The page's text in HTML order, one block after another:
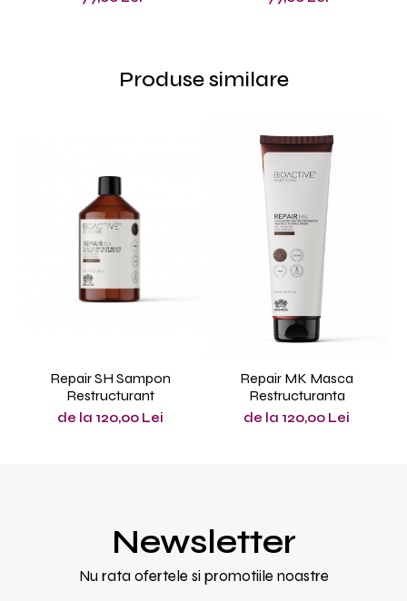
Produse similare
Repair SH Sampon
Restructurant
de la 120,00 Lei
Repair MK Masca
Restructuranta
de la 120,00 Lei
Newsletter
Nu rata ofertele si promotiile noastre